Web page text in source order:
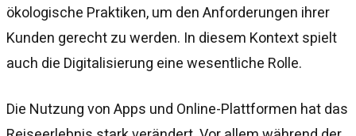
ökologische Praktiken, um den Anforderungen ihrer
Kunden gerecht zu werden. In diesem Kontext spielt
auch die Digitalisierung eine wesentliche Rolle.
Die Nutzung von Apps und Online-Plattformen hat das